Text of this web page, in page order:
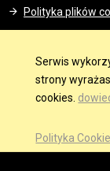
Polityka plików
©
Serwis
strony
cookies.
Polityka